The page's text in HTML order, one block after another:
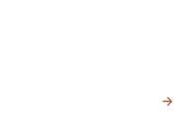
→